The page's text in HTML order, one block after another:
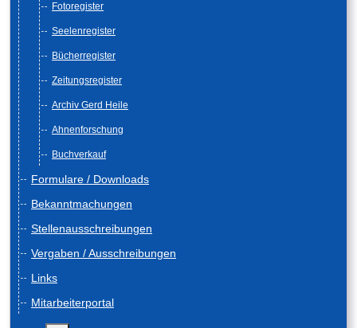
Fotoregister
Seelenregister
Bücherregister
Zeitungsregister
Archiv Gerd Heile
Ahnenforschung
Buchverkauf
Formulare / Downloads
Bekanntmachungen
Stellenausschreibungen
Vergaben / Ausschreibungen
Links
Mitarbeiterportal